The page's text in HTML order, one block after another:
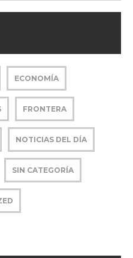
ECONOMÍA
FRONTERA
NOTICIAS DEL DÍA
SIN CATEGORÍA